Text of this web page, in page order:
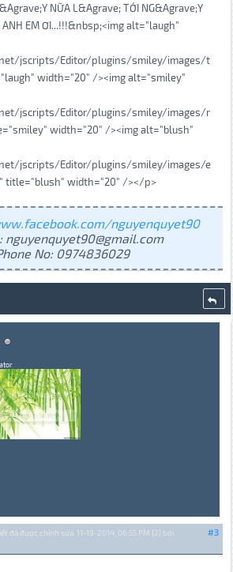
NỮA L&Agrave; TỚI NG&Agrave;Y
ANH EM ƠI...!!!&nbsp;<img alt="laugh"
jscripts/Editor/plugins/smiley/images/t
width="20" /><img alt="smiley"
jscripts/Editor/plugins/smiley/images/r
width="20" /><img alt="blush"
jscripts/Editor/plugins/smiley/images/e
title="blush" width="20" /></p>
nguyenquyet90
nguyenquyet90@gmail.com
No: 0974836029
#3
đã được chỉnh sửa: 11-19-2014, 06:55 PM {2} bởi